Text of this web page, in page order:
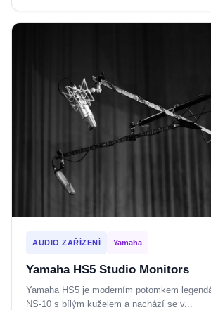
AUDIO ZAŘÍZENÍ Yamaha
Yamaha HS5 Studio Monitors
Yamaha HS5 je moderním potomkem
NS-10 s bílým kuželem a nachází se v...